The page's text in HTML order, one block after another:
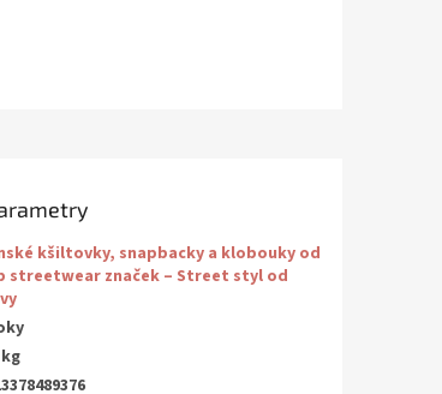
kšiltovky, snapbacky a klobouky od
streetwear značek – Street styl od